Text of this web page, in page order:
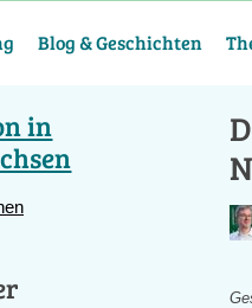
Blog & Geschichten
in